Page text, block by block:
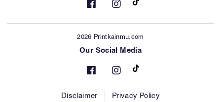
2026 Printkainmu.com
Our Social Media
Disclaimer Privacy Policy